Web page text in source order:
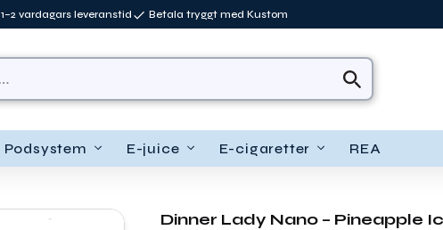
1–2 vardagars leveranstid Betala tryggt med Kustom
Podsystem E-juice E-cigaretter REA
Dinner Lady Nano – Pineapple